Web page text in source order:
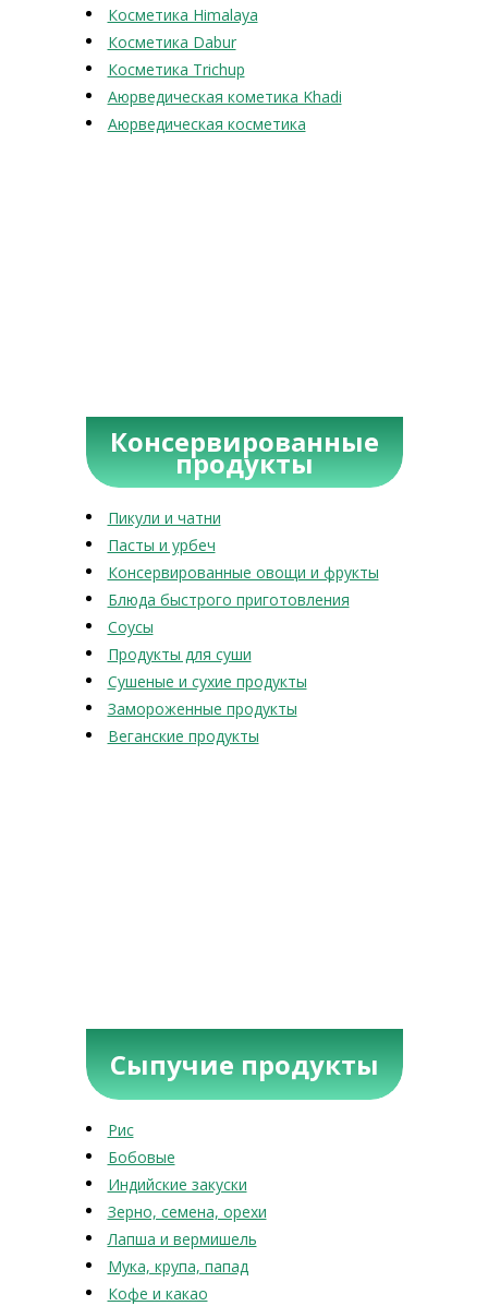
Косметика Himalaya
Косметика Dabur
Косметика Trichup
Аюрведическая кометика Khadi
Аюрведическая косметика
Консервированные
продукты
Пикули и чатни
Пасты и урбеч
Консервированные овощи и фрукты
Блюда быстрого приготовления
Соусы
Продукты для суши
Сушеные и сухие продукты
Замороженные продукты
Веганские продукты
Сыпучие продукты
Рис
Бобовые
Индийские закуски
Зерно, семена, орехи
Лапша и вермишель
Мука, крупа, папад
Кофе и какао